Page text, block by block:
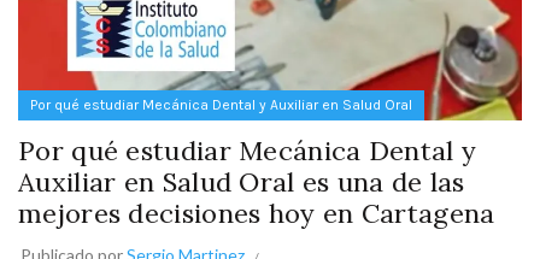
Por qué estudiar Mecánica Dental y Auxiliar en Salud Oral
Por qué estudiar Mecánica Dental y
Auxiliar en Salud Oral es una de las
mejores decisiones hoy en Cartagena
Publicado porSergio Martinez